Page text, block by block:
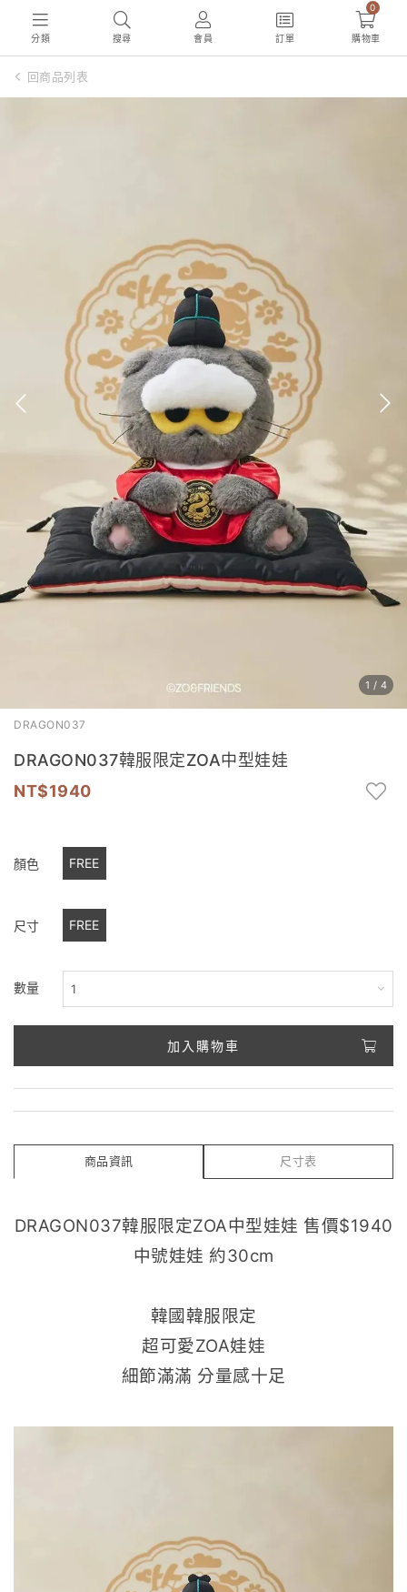
分類 搜尋 會員 訂單
0
購物車
回商品列表
1 / 4
DRAGON037
DRAGON037韓服限定ZOA中型娃娃
1940
顏色 FREE
尺寸 FREE
數量
加入購物車
商品資訊 尺寸表
DRAGON037韓服限定ZOA中型娃娃 售價$1940
中號娃娃 約30cm
韓國韓服限定
超可愛ZOA娃娃
細節滿滿 分量感十足